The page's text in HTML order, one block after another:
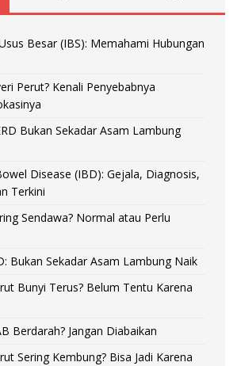
Besar (IBS): Memahami Hubungan
Perut? Kenali Penyebabnya
Bukan Sekadar Asam Lambung
Disease (IBD): Gejala, Diagnosis,
Terkini
Sendawa? Normal atau Perlu
Bukan Sekadar Asam Lambung Naik
Bunyi Terus? Belum Tentu Karena
Berdarah? Jangan Diabaikan
Sering Kembung? Bisa Jadi Karena